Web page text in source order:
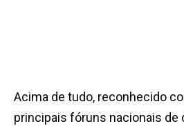
Acima de tudo, reconhecido
principais fóruns nacionais de